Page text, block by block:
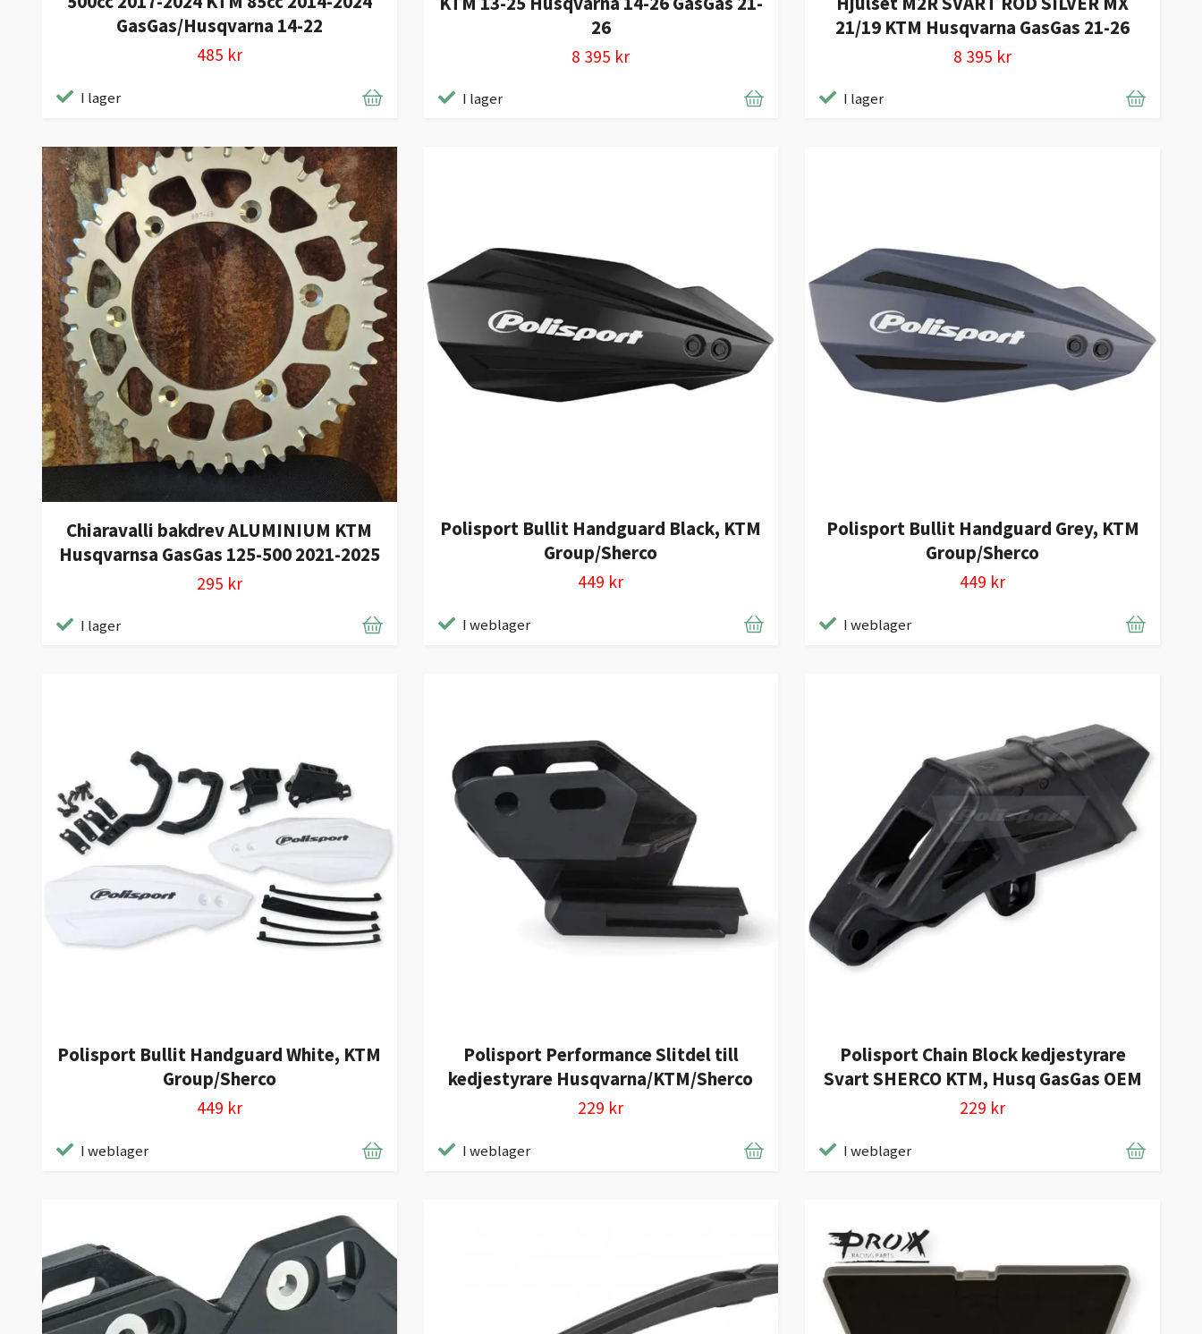
GasGas/Husqvarna 14-22
485 kr
I lager
26
8 395 kr
I lager
21/19 KTM Husqvarna GasGas 21-26
8 395 kr
I lager
Chiaravalli bakdrev ALUMINIUM KTM
Husqvarnsa GasGas 125-500 2021-2025
295 kr
I lager
Polisport Bullit Handguard Black, KTM
Group/Sherco
449 kr
I weblager
Polisport Bullit Handguard Grey, KTM
Group/Sherco
449 kr
I weblager
Polisport Bullit Handguard White, KTM
Group/Sherco
449 kr
I weblager
Polisport Performance Slitdel till
kedjestyrare Husqvarna/KTM/Sherco
229 kr
I weblager
Polisport Chain Block kedjestyrare
Svart SHERCO KTM, Husq GasGas OEM
229 kr
I weblager